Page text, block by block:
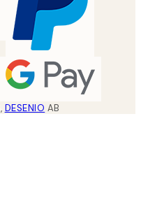
, DESENIO AB